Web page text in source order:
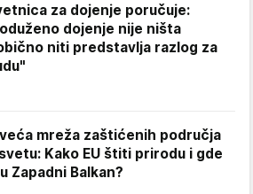
za dojenje poručuje:
dojenje nije ništa
niti predstavlja razlog za
mreža zaštićenih područja
Kako EU štiti prirodu i gde
Zapadni Balkan?